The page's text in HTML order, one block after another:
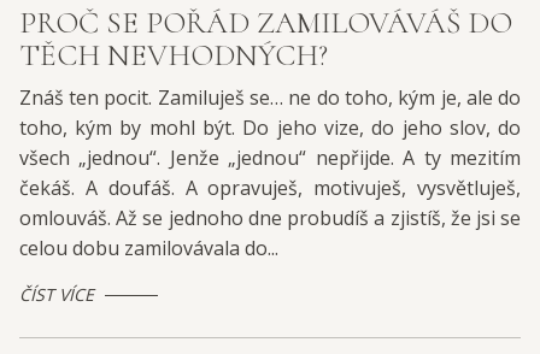
PROČ SE POŘÁD ZAMILOVÁVÁŠ DO
TĚCH NEVHODNÝCH?
Znáš ten pocit. Zamiluješ se… ne do toho, kým je, ale do
toho, kým by mohl být. Do jeho vize, do jeho slov, do
všech „jednou“. Jenže „jednou“ nepřijde. A ty mezitím
čekáš. A doufáš. A opravuješ, motivuješ, vysvětluješ,
omlouváš. Až se jednoho dne probudíš a zjistíš, že jsi se
celou dobu zamilovávala do...
ČÍST VÍCE